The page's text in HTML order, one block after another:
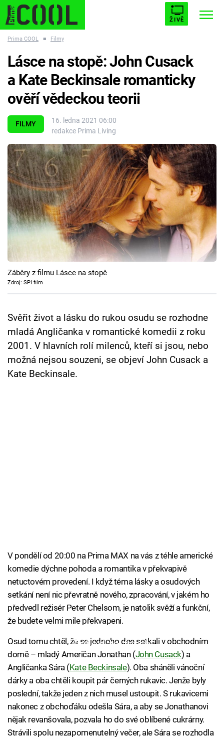
ŽIVĚ
ESCAPE PLNEJ KOTEL AVENGERS 5
Témata
Filmy
Seriály
Hry
Cool Esport
Pořady
TV Program
Přihlášení
Sledujte nás
Prima COOL ■ Filmy
FILMY
16. ledna 2021 06:00
redakce Prima Living
Lásce na stopě: John Cusack
a Kate Beckinsale romanticky
ověří vědeckou teorii
Záběry z filmu Lásce na stopě
Zdroj: SPI film
Svěřit život a lásku do rukou osudu se rozhodne
mladá Angličanka v romantické komedii z roku
2001. V hlavních rolí milenců, kteří si jsou, nebo
možná nejsou souzeni, se objeví John Cusack a
Kate Beckinsale.
V pondělí od 20:00 na Prima MAX na vás z téhle americké
komedie dýchne pohoda a romantika v překvapivě
netuctovém provedení. I když téma lásky a osudových
setkání není nic převratně nového, zpracování, v jakém ho
předvedl režisér Peter Chelsom, je natolik svěží a funkční,
že budete velmi mile překvapeni.
Failed to fetch
Osud tomu chtěl, že se jednoho dne setkali v obchodním
domě – mladý Američan Jonathan (John Cusack) a
Angličanka Sára (Kate Beckinsale). Oba sháněli vánoční
dárky a oba chtěli koupit pár černých rukavic. Jenže byly
poslední, takže jeden z nich musel ustoupit. S rukavicemi
nakonec z obchoďáku odešla Sára, a aby se Jonathanovi
nějak revanšovala, pozvala ho do své oblíbené cukrárny.
Strávili spolu nezapomenutelný večer, ale Sára se rozhodla